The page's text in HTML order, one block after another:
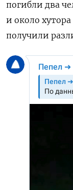
погибли два
и около
получили